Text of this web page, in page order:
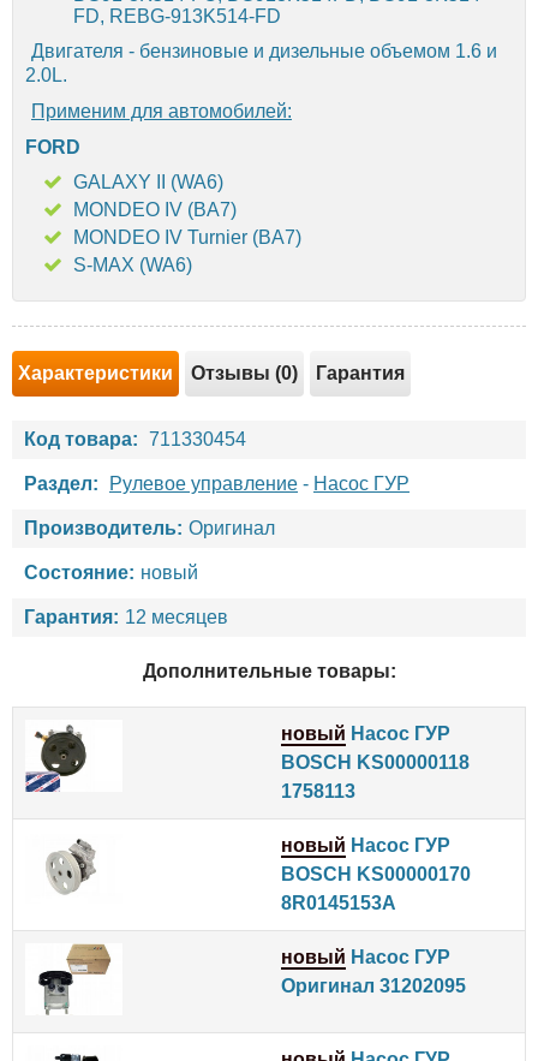
FD, REBG-913K514-FD
Двигателя - бензиновые и дизельные объемом 1.6 и
2.0L.
Применим для автомобилей:
FORD
GALAXY II (WA6)
MONDEO IV (BA7)
MONDEO IV Turnier (BA7)
S-MAX (WA6)
Характеристики Отзывы (0) Гарантия
Код товара: 711330454
Раздел: Рулевое управление - Насос ГУР
Производитель: Оригинал
Состояние: новый
Гарантия: 12 месяцев
Дополнительные товары:
новый Насос ГУР
BOSCH KS00000118
1758113
новый Насос ГУР
BOSCH KS00000170
8R0145153A
новый Насос ГУР
Оригинал 31202095